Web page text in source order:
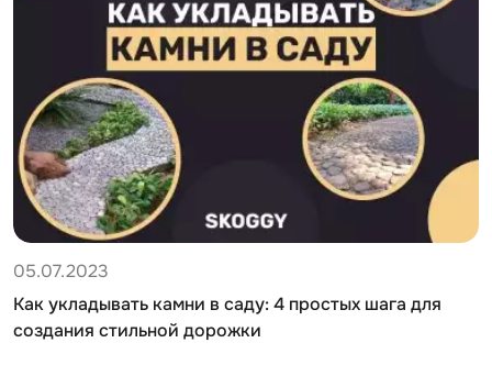
05.07.2023
Как укладывать камни в саду: 4 простых шага для
создания стильной дорожки